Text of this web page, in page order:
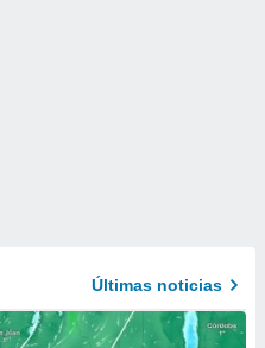
Últimas noticias